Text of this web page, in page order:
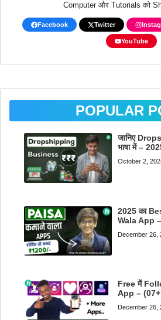
Computer और Tutorials को
Facebook Twitter
YouTube
POPULAR
जानिए
भाषा में –
October 2,
2025 का
Wala App
December 26,
Free में
App –
December 26,